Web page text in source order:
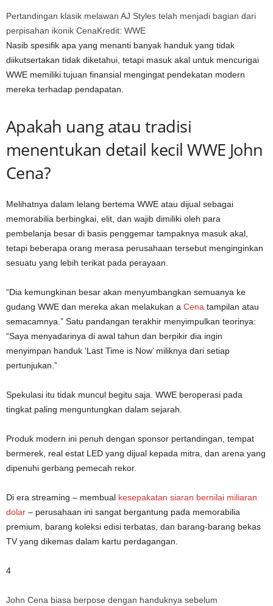
Pertandingan klasik melawan AJ Styles telah menjadi bagian dari
perpisahan ikonik CenaKredit: WWE
Nasib spesifik apa yang menanti banyak handuk yang tidak
diikutsertakan tidak diketahui, tetapi masuk akal untuk mencurigai
WWE memiliki tujuan finansial mengingat pendekatan modern
mereka terhadap pendapatan.
Apakah uang atau tradisi
menentukan detail kecil WWE John
Cena?
Melihatnya dalam lelang bertema WWE atau dijual sebagai
memorabilia berbingkai, elit, dan wajib dimiliki oleh para
pembelanja besar di basis penggemar tampaknya masuk akal,
tetapi beberapa orang merasa perusahaan tersebut menginginkan
sesuatu yang lebih terikat pada perayaan.
“Dia kemungkinan besar akan menyumbangkan semuanya ke
gudang WWE dan mereka akan melakukan a Cena tampilan atau
semacamnya.” Satu pandangan terakhir menyimpulkan teorinya:
“Saya menyadarinya di awal tahun dan berpikir dia ingin
menyimpan handuk ‘Last Time is Now’ miliknya dari setiap
pertunjukan.”
Spekulasi itu tidak muncul begitu saja. WWE beroperasi pada
tingkat paling menguntungkan dalam sejarah.
Produk modern ini penuh dengan sponsor pertandingan, tempat
bermerek, real estat LED yang dijual kepada mitra, dan arena yang
dipenuhi gerbang pemecah rekor.
Di era streaming – membual kesepakatan siaran bernilai miliaran
dolar – perusahaan ini sangat bergantung pada memorabilia
premium, barang koleksi edisi terbatas, dan barang-barang bekas
TV yang dikemas dalam kartu perdagangan.
4
John Cena biasa berpose dengan handuknya sebelum